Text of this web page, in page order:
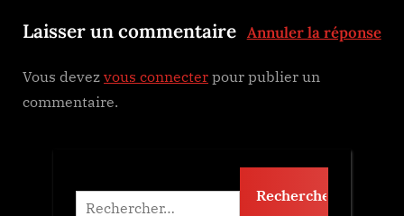
Laisser un commentaire Annuler la réponse
Vous devez vous connecter pour publier un
commentaire.